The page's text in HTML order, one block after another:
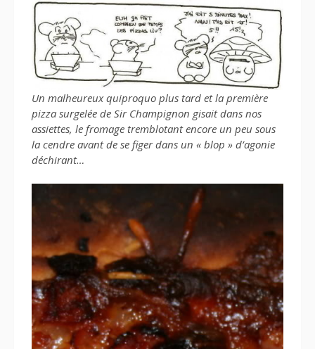
Un malheureux quiproquo plus tard et la première
pizza surgelée de Sir Champignon gisait dans nos
assiettes, le fromage tremblotant encore un peu sous
la cendre avant de se figer dans un « blop » d’agonie
déchirant…